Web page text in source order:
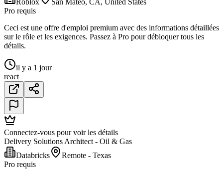
Pro requis
Ceci est une offre d'emploi premium avec des informations détaillées
sur le rôle et les exigences. Passez à Pro pour débloquer tous les
détails.
il y a 1 jour
react
Connectez-vous pour voir les détails
Delivery Solutions Architect - Oil & Gas
Databricks
Remote - Texas
Pro requis